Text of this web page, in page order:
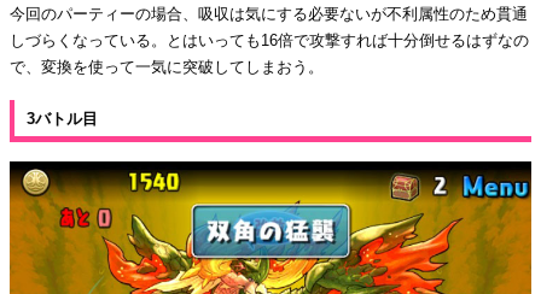
今回のパーティーの場合、吸収は気にする必要ないが不利属性のため貫通
しづらくなっている。とはいっても16倍で攻撃すれば十分倒せるはずなの
で、変換を使って一気に突破してしまおう。
3バトル目